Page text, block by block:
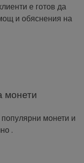
е готов да
и обяснения на
монети
монети и
.